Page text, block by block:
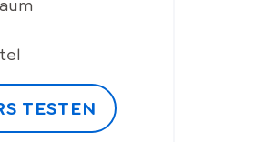
TESTEN